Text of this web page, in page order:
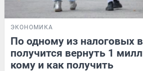
ЭКОНОМИКА
По одному из налоговых
получится вернуть 1
кому и как получить